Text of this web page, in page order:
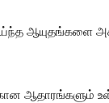
ஆயுதங்களை
ஆதாரங்களும்